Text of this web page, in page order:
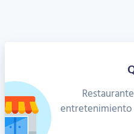
entretenimiento